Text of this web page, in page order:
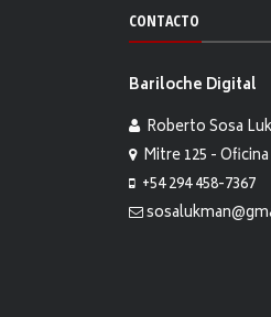
CONTACTO
Bariloche Digital
Roberto Sosa
Mitre 125 - Oficina
+54 294 458-7367